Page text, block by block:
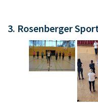
3. Rosenberger